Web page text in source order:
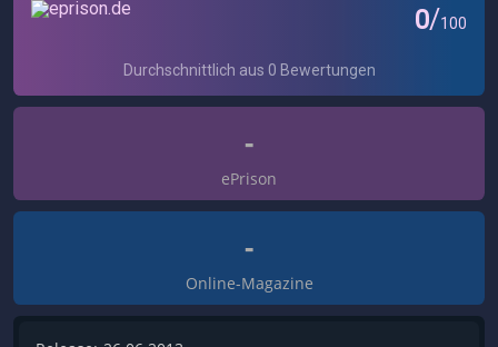
-
ePrison
-
Online-Magazine